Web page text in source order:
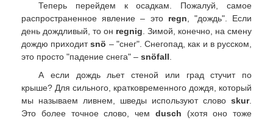
Теперь перейдем к осадкам. Пожалуй, самое
распространенное явление – это regn , "дождь". Если
день дождливый, то он regnig . Зимой, конечно, на смену
дождю приходитsnö – "снег". Снегопад, как и в русском,
это просто "падение снега" – snöfall
А если дождь льет стеной или град стучит по
крыше? Для сильного, кратковременного дождя, который
мы называем ливнем, шведы используют слово skur.
Это более точное слово, чем dusch (хотя оно тоже